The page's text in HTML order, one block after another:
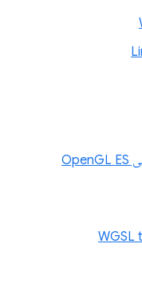
إتاحة وضع التوافق مع WebGPU على OpenGL ES